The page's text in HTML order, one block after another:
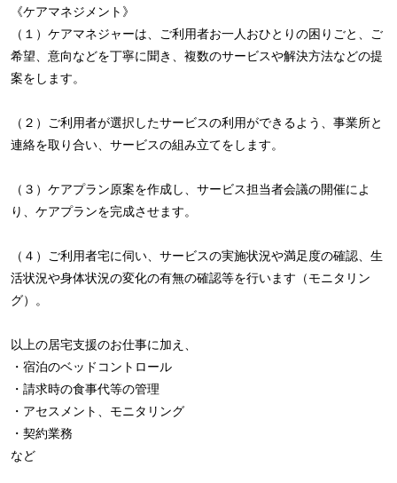
《ケアマネジメント》
（１）ケアマネジャーは、ご利用者お一人おひとりの困りごと、ご
希望、意向などを丁寧に聞き、複数のサービスや解決方法などの提
案をします。
（２）ご利用者が選択したサービスの利用ができるよう、事業所と
連絡を取り合い、サービスの組み立てをします。
（３）ケアプラン原案を作成し、サービス担当者会議の開催によ
り、ケアプランを完成させます。
（４）ご利用者宅に伺い、サービスの実施状況や満足度の確認、生
活状況や身体状況の変化の有無の確認等を行います（モニタリン
グ）。
以上の居宅支援のお仕事に加え、
・宿泊のベッドコントロール
・請求時の食事代等の管理
・アセスメント、モニタリング
・契約業務
など